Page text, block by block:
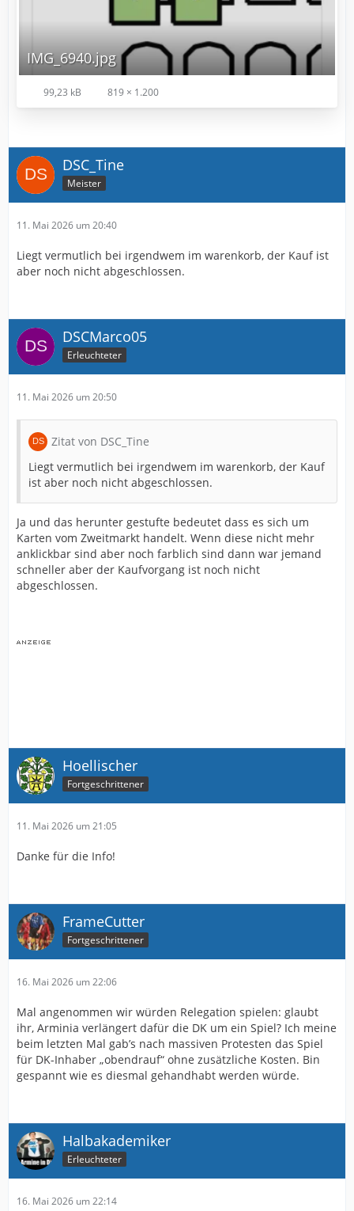
IMG_6940.jpg
99,23 kB 819 × 1.200
DSC_Tine
Meister
11. Mai 2026 um 20:40
Liegt vermutlich bei irgendwem im warenkorb, der Kauf ist
aber noch nicht abgeschlossen.
DSCMarco05
Erleuchteter
11. Mai 2026 um 20:50
Zitat von DSC_Tine
Liegt vermutlich bei irgendwem im warenkorb, der Kauf
ist aber noch nicht abgeschlossen.
Ja und das herunter gestufte bedeutet dass es sich um
Karten vom Zweitmarkt handelt. Wenn diese nicht mehr
anklickbar sind aber noch farblich sind dann war jemand
schneller aber der Kaufvorgang ist noch nicht
abgeschlossen.
Hoellischer
Fortgeschrittener
11. Mai 2026 um 21:05
Danke für die Info!
FrameCutter
Fortgeschrittener
16. Mai 2026 um 22:06
Mal angenommen wir würden Relegation spielen: glaubt
ihr, Arminia verlängert dafür die DK um ein Spiel? Ich meine
beim letzten Mal gab’s nach massiven Protesten das Spiel
für DK-Inhaber „obendrauf“ ohne zusätzliche Kosten. Bin
gespannt wie es diesmal gehandhabt werden würde.
Halbakademiker
Erleuchteter
16. Mai 2026 um 22:14